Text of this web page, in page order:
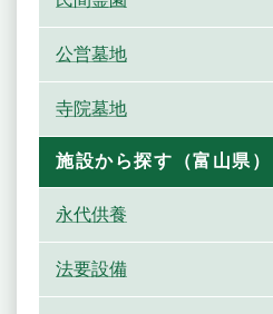
公営墓地
寺院墓地
施設から探す（富山県）
永代供養
法要設備